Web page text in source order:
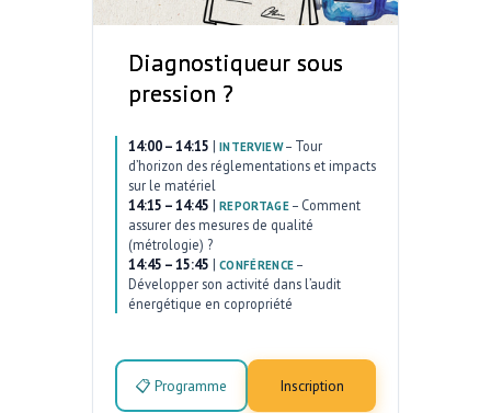
Diagnostiqueur sous
pression ?
14:00 – 14:15 | INTERVIEW– Tour
d’horizon des réglementations et impacts
sur le matériel
14:15 – 14:45 | REPORTAGE– Comment
assurer des mesures de qualité
(métrologie) ?
14:45 – 15:45 | CONFÉRENCE –
Développer son activité dans l’audit
énergétique en copropriété
📋 Programme Inscription